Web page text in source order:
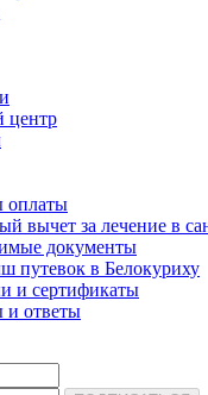
центр
оплаты
вычет за лечение в
документы
путевок в Белокуриху
и сертификаты
и ответы